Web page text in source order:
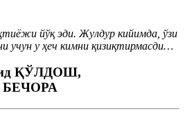
йўқ эди. Жулдур кийимда, ўзи
учун у ҳеч кимни қизиқтирмасди…
ҚЎЛДОШ,
БЕЧОРА